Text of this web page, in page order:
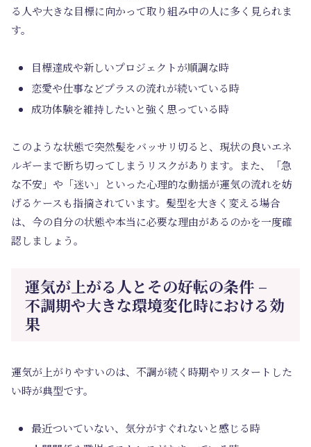
る人や大きな目標に向かって取り組み中の人に多く見られま
す。
目標達成や新しいプロジェクトが順調な時
恋愛や仕事などプラスの流れが続いている時
成功体験を維持したいと強く思っている時
このような状態で突然髪をバッサリ切ると、 現状の良いエネ
ルギーまで断ち切ってしまう リスクがあります。また、「急
な不安」や「迷い」といった心理的な動揺が運気の流れを妨
げるケースも指摘されています。髪型を大きく変える場合
は、今の自分の状態や本当に必要な理由があるのかを一度確
認しましょう。
運気が上がる人とその好転の条件 –
不調期や大きな環境変化時における効
果
運気が上がりやすいのは、不調が続く時期やリスタートした
い時が典型です。
最近ついていない、気分がすぐれないと感じる時